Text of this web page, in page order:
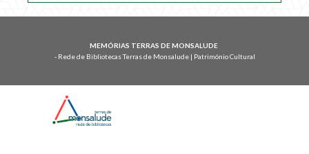
MEMÓRIAS TERRAS DE MONSALUDE
- Rede de Bibliotecas Terras de Monsalude | Património Cultural